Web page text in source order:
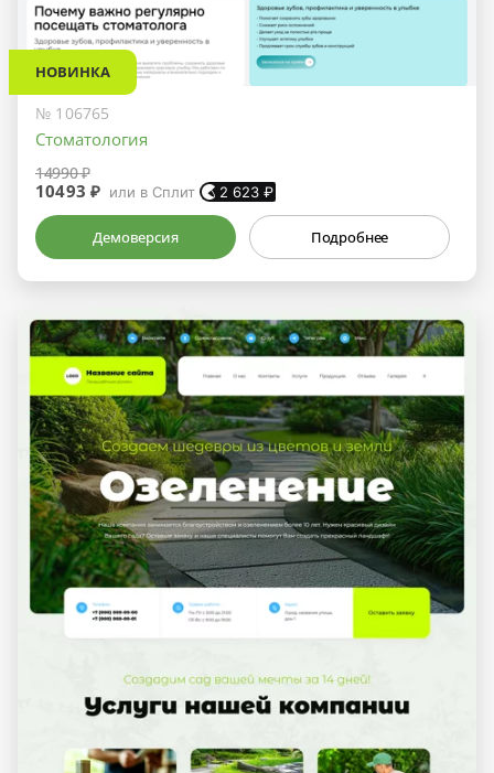
НОВИНКА
№ 106765
Стоматология
14990 ₽
10493 ₽ или в Сплит 2 623 ₽
Демоверсия Подробнее